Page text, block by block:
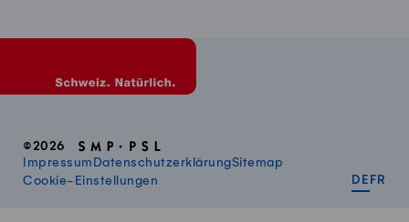
©2026
Impressum DatenschutzerklärungSitemap
Cookie-Einstellungen
DE FR